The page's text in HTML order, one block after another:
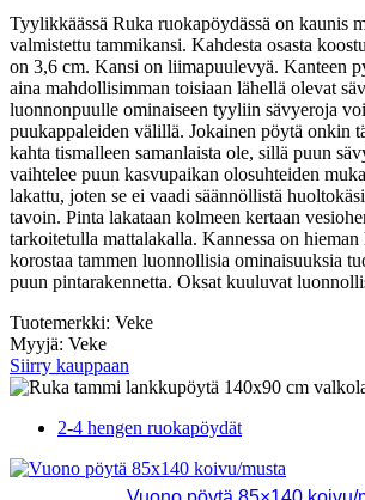
Tyylikkäässä Ruka ruokapöydässä on kaunis
valmistettu tammikansi. Kahdesta osasta
on 3,6 cm. Kansi on liimapuulevyä. Kanteen
aina mahdollisimman toisiaan lähellä olevat
luonnonpuulle ominaiseen tyyliin sävyeroja
puukappaleiden välillä. Jokainen pöytä onkin
kahta tismalleen samanlaista ole, sillä puun
vaihtelee puun kasvupaikan olosuhteiden
lakattu, joten se ei vaadi säännöllistä
tavoin. Pinta lakataan kolmeen kertaan
tarkoitetulla mattalakalla. Kannessa on
korostaa tammen luonnollisia ominaisuuksia
puun pintarakennetta. Oksat kuuluvat
Tuotemerkki: Veke
Myyjä: Veke
Siirry kauppaan
2-4 hengen ruokapöydät